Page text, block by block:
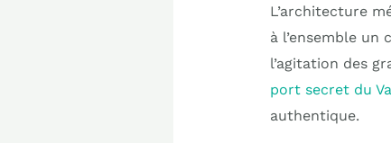
L’architecture
à l’ensemble un
l’agitation des
port secret du
authentique.